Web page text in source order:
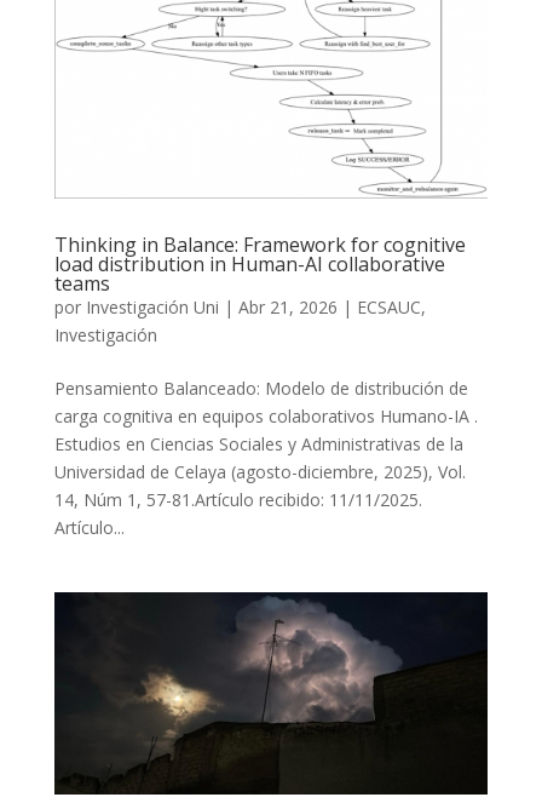
Thinking in Balance: Framework for cognitive
load distribution in Human-AI collaborative
teams
por Investigación Uni | Abr 21, 2026 | ECSAUC,
Investigación
Pensamiento Balanceado: Modelo de distribución de
carga cognitiva en equipos colaborativos Humano-IA .
Estudios en Ciencias Sociales y Administrativas de la
Universidad de Celaya (agosto-diciembre, 2025), Vol.
14, Núm 1, 57-81.Artículo recibido: 11/11/2025.
Artículo...